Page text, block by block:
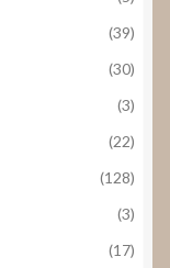
(39)
(30)
(3)
(22)
(128)
(3)
(17)